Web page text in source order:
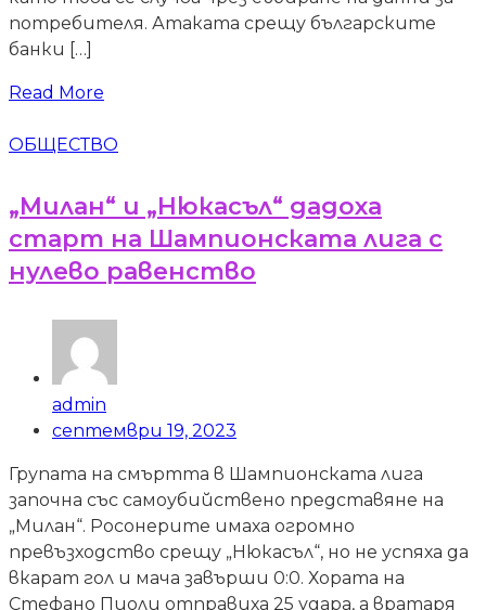
потребителя. Атаката срещу българските
банки […]
Read More
ОБЩЕСТВО
„Милан“ и „Нюкасъл“ дадоха
старт на Шампионската лига с
нулево равенство
admin
септември 19, 2023
Групата на смъртта в Шампионската лига
започна със самоубийствено представяне на
„Милан“. Росонерите имаха огромно
превъзходство срещу „Нюкасъл“, но не успяха да
вкарат гол и мача завърши 0:0. Хората на
Стефано Пиоли отправиха 25 удара, а вратаря